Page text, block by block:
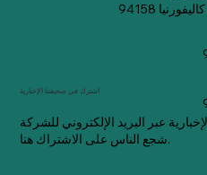
94158
اشترك في صحيفتنا الإخبارية
شجع الناس على الاشتراك هنا.